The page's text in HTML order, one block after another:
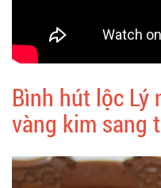
Bình hút lộc Lý
vàng kim sang